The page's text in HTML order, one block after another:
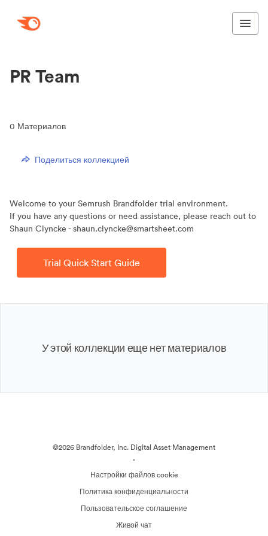
PR Team
0 Материалов
Поделиться коллекцией
Welcome to your Semrush Brandfolder trial environment.
If you have any questions or need assistance, please reach out to
Shaun Clyncke - shaun.clyncke@smartsheet.com
Trial Quick Start Guide
У этой коллекции еще нет материалов
©2026 Brandfolder, Inc. Digital Asset Management
·
Настройки файлов cookie
Политика конфиденциальности
Пользовательское соглашение
Живой чат